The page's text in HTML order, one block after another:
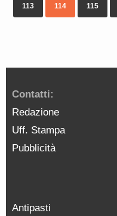
113 114 115
Contatti:
Redazione
Uff. Stampa
Pubblicità
Antipasti